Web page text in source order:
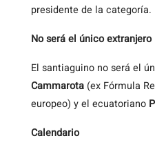
presidente de la categoría.
No será el único extranjero
El santiaguino no será el
Cammarota (ex Fórmula
europeo) y el ecuatoriano
Calendario